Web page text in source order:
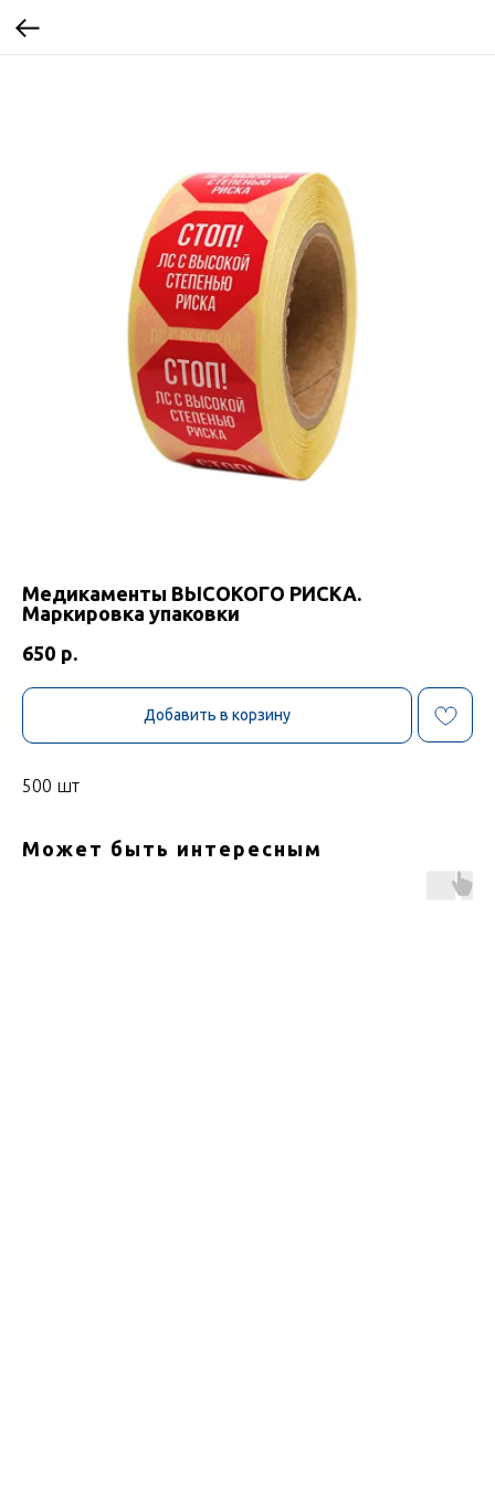
Медикаменты ВЫСОКОГО РИСКА.
Маркировка упаковки
650 р.
Добавить в корзину
500 шт
Может быть интересным